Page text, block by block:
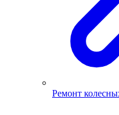
Ремонт